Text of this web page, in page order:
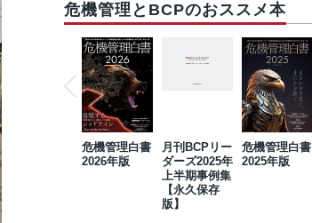
危機管理とBCPのおススメ本
危機管理白書
2026年版
月刊BCPリー
ダーズ2025年
上半期事例集
【永久保存
版】
危機管理白書
2025年版